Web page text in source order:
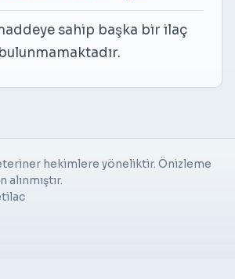
sahip başka bir ilaç
bulunmamaktadır.
hekimlere yöneliktir. Önizleme